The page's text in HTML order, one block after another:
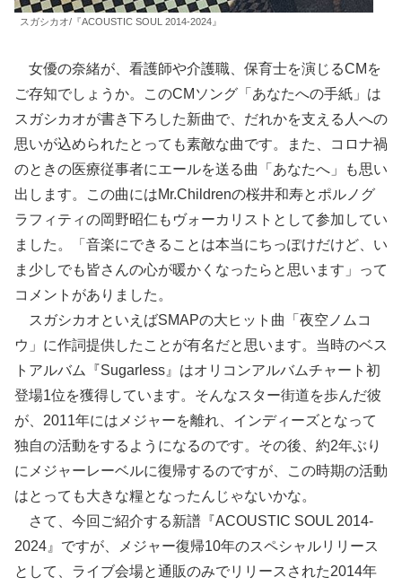
スガシカオ/『ACOUSTIC SOUL 2014-2024』
女優の奈緒が、看護師や介護職、保育士を演じるCMを
ご存知でしょうか。このCMソング「あなたへの手紙」は
スガシカオが書き下ろした新曲で、だれかを支える人への
思いが込められたとっても素敵な曲です。また、コロナ禍
のときの医療従事者にエールを送る曲「あなたへ」も思い
出します。この曲にはMr.Childrenの桜井和寿とポルノグ
ラフィティの岡野昭仁もヴォーカリストとして参加してい
ました。「音楽にできることは本当にちっぽけだけど、い
ま少しでも皆さんの心が暖かくなったらと思います」って
コメントがありました。
スガシカオといえばSMAPの大ヒット曲「夜空ノムコ
ウ」に作詞提供したことが有名だと思います。当時のベス
トアルバム『Sugarless』はオリコンアルバムチャート初
登場1位を獲得しています。そんなスター街道を歩んだ彼
が、2011年にはメジャーを離れ、インディーズとなって
独自の活動をするようになるのです。その後、約2年ぶり
にメジャーレーベルに復帰するのですが、この時期の活動
はとっても大きな糧となったんじゃないかな。
さて、今回ご紹介する新譜『ACOUSTIC SOUL 2014-
2024』ですが、メジャー復帰10年のスペシャルリリース
として、ライブ会場と通販のみでリリースされた2014年